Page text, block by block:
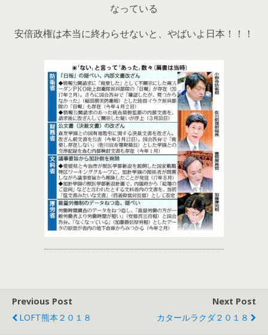
なっている
安倍政権は本当に終わらせないと、やばいよ日本！！！
Previous Post
LOFT熊本２０１８
Next Post
カタールラクダ２０１８